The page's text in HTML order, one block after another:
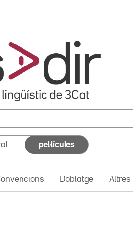
pel·lícules
Doblatge Altres